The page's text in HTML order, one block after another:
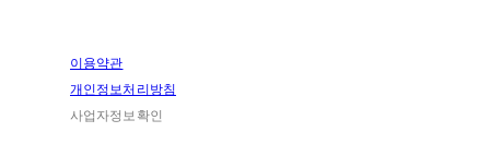
이용약관
개인정보처리방침
사업자정보확인